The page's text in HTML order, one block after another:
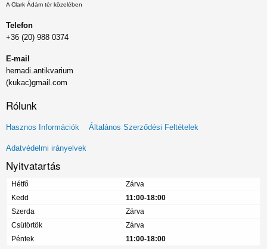
A Clark Ádám tér közelében
Telefon
+36 (20) 988 0374
E-mail
hernadi.antikvarium
(kukac)gmail.com
Rólunk
Lábléc
menü
Hasznos Információk Általános Szerződési Feltételek
Adatvédelmi irányelvek
Nyitvatartás
Hétfő
Zárva
Kedd
11:00-18:00
Szerda
Zárva
Csütörtök
Zárva
Péntek
11:00-18:00